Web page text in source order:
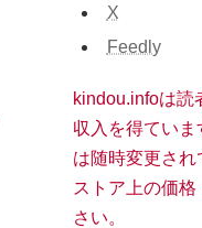
X
Feedly
kindou.infoは読
収入を得てい
は随時変更さ
ストア上の価
さい。